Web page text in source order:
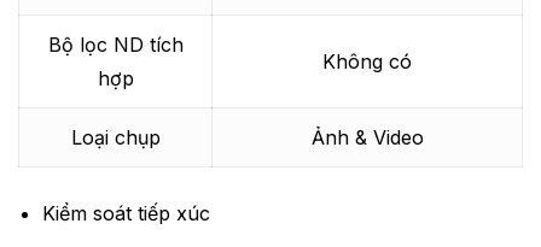
Bộ lọc ND tích
hợp
Không có
Loại chụp Ảnh & Video
Kiểm soát tiếp xúc